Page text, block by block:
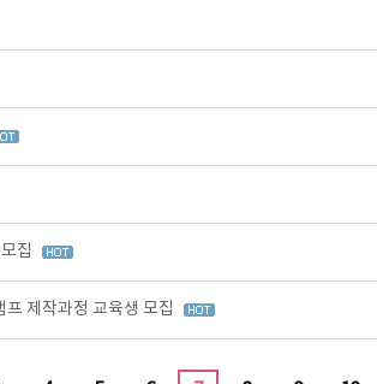
집
제작과정 교육생 모집